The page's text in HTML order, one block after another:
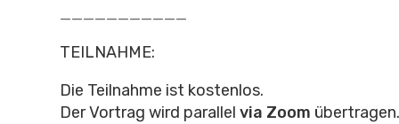
___________
TEILNAHME:
Die Teilnahme ist kostenlos.
Der Vortrag wird parallel via Zoom